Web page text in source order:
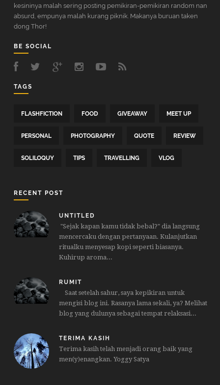
kesininya malah sering posting pemikiran-pemikiran random nan
absurd, empunya malah kurang piknik. Makanya buruan taken
dong Thor!
BE SOCIAL
TAGS
FLASHFICTION FOOD GIVEAWAY MEET UP
PERSONAL PHOTOGRAPHY QUOTE REVIEW
SOLILOQUY TIPS TRAVELLING VLOG
RECENT POST
UNTITLED
"Sejak kapan kamu tidak bebal?" dia langsung
mencercaku dengan pertanyaan. Kulanjutkan
ritualku menyesap kopi seperti biasanya.
Kuhirup aroma...
RUMIT
Saat setelah sahur, saya kepikiran untuk
mengisi blog ini. Rasanya lama sekali, ya? Melihat
blog yang dulunya sebagai tempat relaksasi...
TERIMA KASIH
Terima kasih telah menjadi orang baik yang
men(y)enangkan. Yoggy Satya